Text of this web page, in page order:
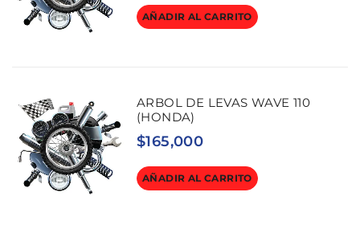
AÑADIR AL CARRITO
ARBOL DE LEVAS WAVE 110
(HONDA)
$165,000
AÑADIR AL CARRITO